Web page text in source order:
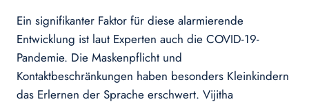
Ein signifikanter Faktor für diese alarmierende
Entwicklung ist laut Experten auch die COVID-19-
Pandemie. Die Maskenpflicht und
Kontaktbeschränkungen haben besonders Kleinkindern
das Erlernen der Sprache erschwert. Vijitha